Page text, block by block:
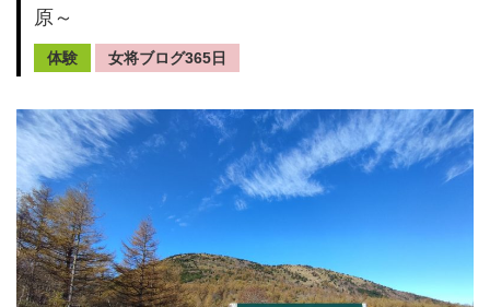
原～
体験 女将ブログ365日